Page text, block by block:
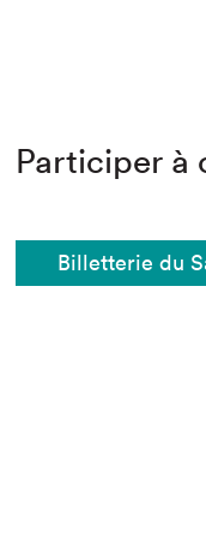
Participer à
Billetterie du